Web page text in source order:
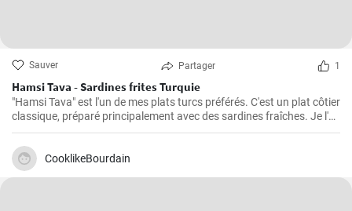
Sauver Partager 1
Hamsi Tava - Sardines frites Turquie
"Hamsi Tava" est l'un de mes plats turcs préférés. C'est un plat côtier
classique, préparé principalement avec des sardines fraîches. Je l'ai
découvert pour la première fois lors de mon voyage sur la côte de la
mer Noire en Turquie et j'ai été impressionné par sa simplicité et son
goût délicieux. Les sardines sont tournées dans de la semoule de
maïs et frites jusqu'à ce qu'elles soient croustillantes.
CooklikeBourdain